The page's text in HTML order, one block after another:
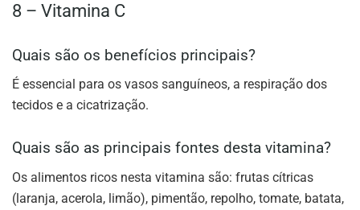
8 – Vitamina C
Quais são os benefícios principais?
É essencial para os vasos sanguíneos, a respiração dos
tecidos e a cicatrização.
Quais são as principais fontes desta vitamina?
Os alimentos ricos nesta vitamina são: frutas cítricas
(laranja, acerola, limão), pimentão, repolho, tomate, batata,